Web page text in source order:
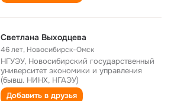
Светлана Выходцева
46 лет, Новосибирск-Омск
НГУЭУ, Новосибирский государственный
университет экономики и управления
(бывш. НИНХ, НГАЭУ)
Добавить в друзья